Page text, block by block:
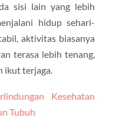
sisi lain yang lebih
hidup sehari-
aktivitas biasanya
terasa lebih tenang,
ikut terjaga.
Kesehatan
Tubuh